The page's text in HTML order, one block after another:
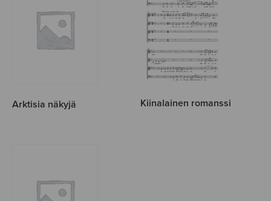
Arktisia näkyjä Kiinalainen romanssi